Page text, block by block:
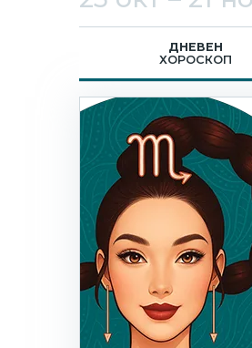
ДНЕВЕН
ХОРОСКОП